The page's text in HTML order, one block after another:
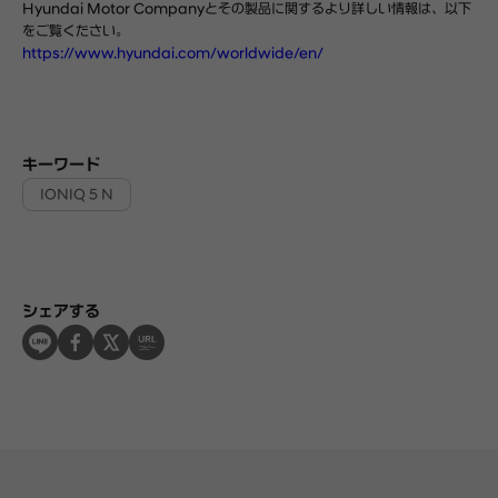
Hyundai Motor Companyとその製品に関するより詳しい情報は、以下
をご覧ください。
https://www.hyundai.com/worldwide/en/
キーワード
IONIQ 5 N
シェアする